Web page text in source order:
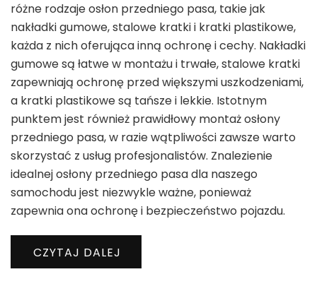
różne rodzaje osłon przedniego pasa, takie jak
nakładki gumowe, stalowe kratki i kratki plastikowe,
każda z nich oferująca inną ochronę i cechy. Nakładki
gumowe są łatwe w montażu i trwałe, stalowe kratki
zapewniają ochronę przed większymi uszkodzeniami,
a kratki plastikowe są tańsze i lekkie. Istotnym
punktem jest również prawidłowy montaż osłony
przedniego pasa, w razie wątpliwości zawsze warto
skorzystać z usług profesjonalistów. Znalezienie
idealnej osłony przedniego pasa dla naszego
samochodu jest niezwykle ważne, ponieważ
zapewnia ona ochronę i bezpieczeństwo pojazdu.
CZYTAJ DALEJ